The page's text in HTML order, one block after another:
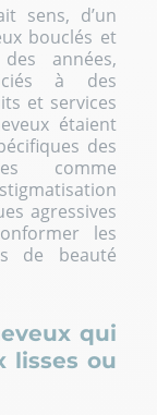
sens, d’un
bouclés et
années,
à des
et services
étaient
des
comme
agressives
les
de beauté
qui
lisses ou